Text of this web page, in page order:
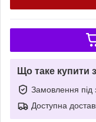
Що таке купити
Замовлення під
Доступна